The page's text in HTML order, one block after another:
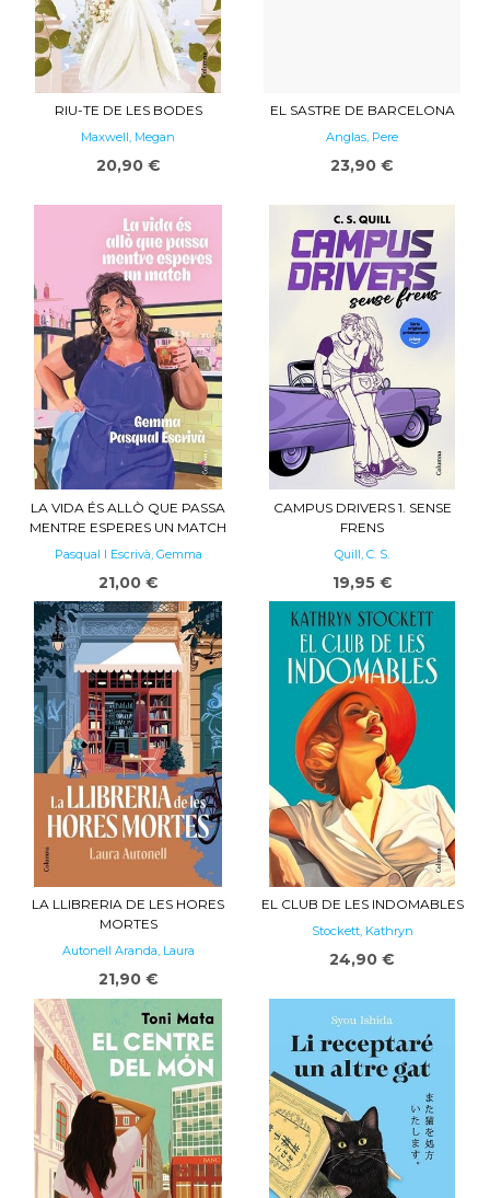
RIU-TE DE LES BODES
Maxwell, Megan
20,90 €
EL SASTRE DE BARCELONA
Anglas, Pere
23,90 €
LA VIDA ÉS ALLÒ QUE PASSA
MENTRE ESPERES UN MATCH
Pasqual I Escrivà, Gemma
21,00 €
CAMPUS DRIVERS 1. SENSE
FRENS
Quill, C. S.
19,95 €
LA LLIBRERIA DE LES HORES
MORTES
Autonell Aranda, Laura
21,90 €
EL CLUB DE LES INDOMABLES
Stockett, Kathryn
24,90 €